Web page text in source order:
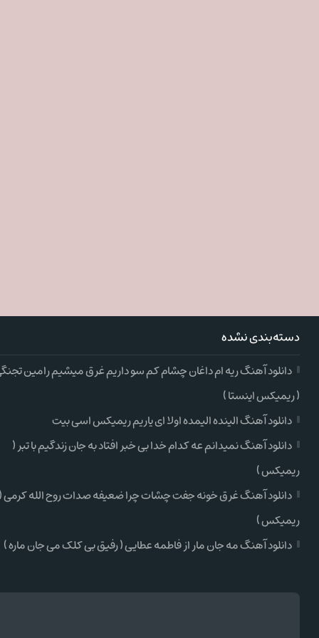
دسته‌بندی نشده
دانلود آهنگ ریه ام داغان چشام کم سو داریم غرق میشیم رامین
( ریمیکس اینستا )
دانلود آهنگ الینده الیمده اولا ای یاریم ریمیکس اسی بیت
دانلود آهنگ نمیدانم عه کدام خدا بی خبر افتاد به جان زندگیم با تبر (
ریمیکس )
دانلود آهنگ غرق خونه جفت چشات چرا ضعیفه صدات روح الله کرمی (
ریمیکس )
دانلود آهنگ مه جان مار از فاطمه عطایی ( رفیق بی کلک می جان ماره )